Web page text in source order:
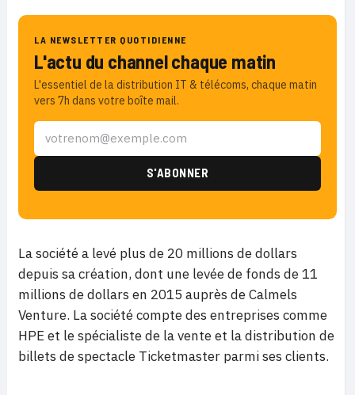
LA NEWSLETTER QUOTIDIENNE
L'actu du channel chaque matin
L'essentiel de la distribution IT & télécoms, chaque matin
vers 7h dans votre boîte mail.
La société a levé plus de 20 millions de dollars
depuis sa création, dont une levée de fonds de 11
millions de dollars en 2015 auprès de Calmels
Venture. La société compte des entreprises comme
HPE et le spécialiste de la vente et la distribution de
billets de spectacle Ticketmaster parmi ses clients.